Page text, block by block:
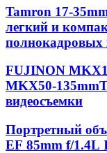
Tamron 17-
легкий и
полнокадровых
FUJINON
MKX50-
видеосъемки
Портретный
EF 85mm f/1.4L